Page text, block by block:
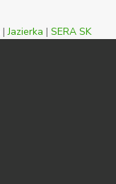
|Jazierka | SERA SK